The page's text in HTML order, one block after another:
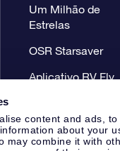
content and ads,
about your
may combine it with
Um Milhão de
Estrelas
OSR Starsaver
Aplicativo RV Fly